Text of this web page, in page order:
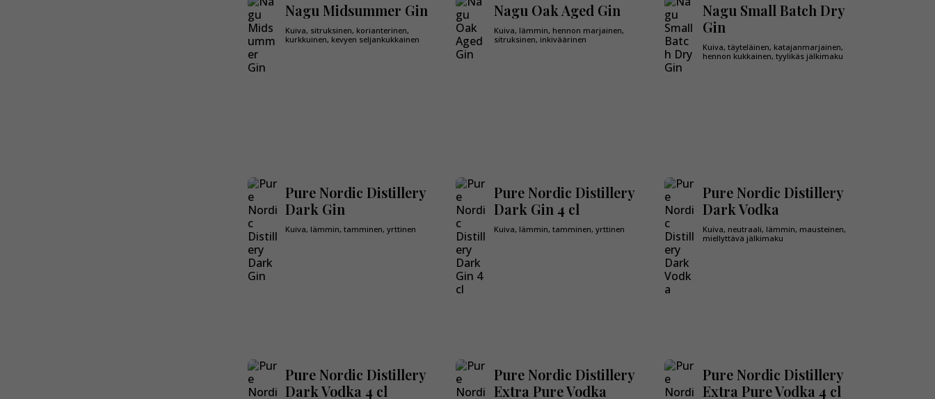
Nagu Midsummer Gin
Kuiva, sitruksinen, korianterinen,
kurkkuinen, kevyen seljankukkainen
Nagu Oak Aged Gin
Kuiva, lämmin, hennon marjainen,
sitruksinen, inkiväärinen
Nagu Small Batch Dry
Gin
Kuiva, täyteläinen, katajanmarjainen,
hennon kukkainen, tyylikäs jälkimaku
Pure Nordic Distillery
Dark Gin
Kuiva, lämmin, tamminen, yrttinen
Pure Nordic Distillery
Dark Gin 4 cl
Kuiva, lämmin, tamminen, yrttinen
Pure Nordic Distillery
Dark Vodka
Kuiva, neutraali, lämmin, mausteinen,
miellyttävä jälkimaku
Pure Nordic Distillery
Dark Vodka 4 cl
Pure Nordic Distillery
Extra Pure Vodka
Pure Nordic Distillery
Extra Pure Vodka 4 cl